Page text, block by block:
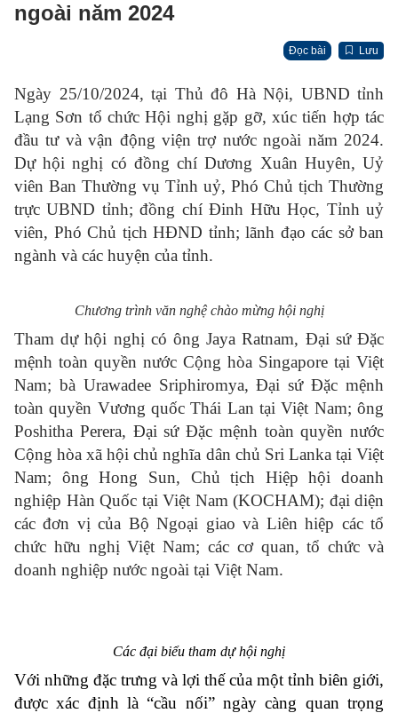
ngoài năm 2024
Đọc bài Lưu
Ngày 25/10/2024, tại Thủ đô Hà Nội, UBND tỉnh
Lạng Sơn tổ chức Hội nghị gặp gỡ, xúc tiến hợp tác
đầu tư và vận động viện trợ nước ngoài năm 2024.
Dự hội nghị có đồng chí Dương Xuân Huyên, Uỷ
viên Ban Thường vụ Tỉnh uỷ, Phó Chủ tịch Thường
trực UBND tỉnh; đồng chí Đinh Hữu Học, Tỉnh uỷ
viên, Phó Chủ tịch HĐND tỉnh; lãnh đạo các sở ban
ngành và các huyện của tỉnh.
Chương trình văn nghệ chào mừng hội nghị
Tham dự hội nghị có ông Jaya Ratnam, Đại sứ Đặc
mệnh toàn quyền nước Cộng hòa Singapore tại Việt
Nam; bà Urawadee Sriphiromya, Đại sứ Đặc mệnh
toàn quyền Vương quốc Thái Lan tại Việt Nam; ông
Poshitha Perera, Đại sứ Đặc mệnh toàn quyền nước
Cộng hòa xã hội chủ nghĩa dân chủ Sri Lanka tại Việt
Nam; ông Hong Sun, Chủ tịch Hiệp hội doanh
nghiệp Hàn Quốc tại Việt Nam (KOCHAM); đại diện
các đơn vị của Bộ Ngoại giao và Liên hiệp các tổ
chức hữu nghị Việt Nam; các cơ quan, tổ chức và
doanh nghiệp nước ngoài tại Việt Nam.
Các đại biểu tham dự hội nghị
Với những đặc trưng và lợi thế của một tỉnh biên giới,
được xác định là “cầu nối” ngày càng quan trọng